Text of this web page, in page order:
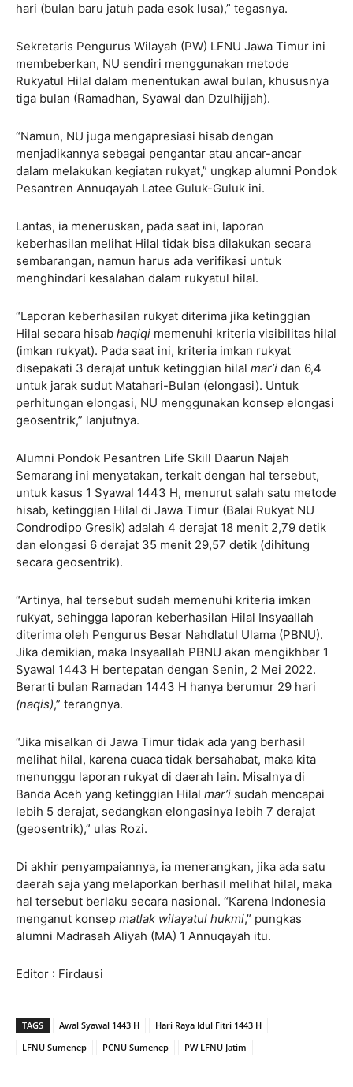
hari (bulan baru jatuh pada esok lusa),” tegasnya.
Sekretaris Pengurus Wilayah (PW) LFNU Jawa Timur ini
membeberkan, NU sendiri menggunakan metode
Rukyatul Hilal dalam menentukan awal bulan, khususnya
tiga bulan (Ramadhan, Syawal dan Dzulhijjah).
“Namun, NU juga mengapresiasi hisab dengan
menjadikannya sebagai pengantar atau ancar-ancar
dalam melakukan kegiatan rukyat,” ungkap alumni Pondok
Pesantren Annuqayah Latee Guluk-Guluk ini.
Lantas, ia meneruskan, pada saat ini, laporan
keberhasilan melihat Hilal tidak bisa dilakukan secara
sembarangan, namun harus ada verifikasi untuk
menghindari kesalahan dalam rukyatul hilal.
“Laporan keberhasilan rukyat diterima jika ketinggian
Hilal secara hisab haqiqi memenuhi kriteria visibilitas hilal
(imkan rukyat). Pada saat ini, kriteria imkan rukyat
disepakati 3 derajat untuk ketinggian hilal mar’i dan 6,4
untuk jarak sudut Matahari-Bulan (elongasi). Untuk
perhitungan elongasi, NU menggunakan konsep elongasi
geosentrik,” lanjutnya.
Alumni Pondok Pesantren Life Skill Daarun Najah
Semarang ini menyatakan, terkait dengan hal tersebut,
untuk kasus 1 Syawal 1443 H, menurut salah satu metode
hisab, ketinggian Hilal di Jawa Timur (Balai Rukyat NU
Condrodipo Gresik) adalah 4 derajat 18 menit 2,79 detik
dan elongasi 6 derajat 35 menit 29,57 detik (dihitung
secara geosentrik).
“Artinya, hal tersebut sudah memenuhi kriteria imkan
rukyat, sehingga laporan keberhasilan Hilal Insyaallah
diterima oleh Pengurus Besar Nahdlatul Ulama (PBNU).
Jika demikian, maka Insyaallah PBNU akan mengikhbar 1
Syawal 1443 H bertepatan dengan Senin, 2 Mei 2022.
Berarti bulan Ramadan 1443 H hanya berumur 29 hari
(naqis),” terangnya.
“Jika misalkan di Jawa Timur tidak ada yang berhasil
melihat hilal, karena cuaca tidak bersahabat, maka kita
menunggu laporan rukyat di daerah lain. Misalnya di
Banda Aceh yang ketinggian Hilal mar’i sudah mencapai
lebih 5 derajat, sedangkan elongasinya lebih 7 derajat
(geosentrik),” ulas Rozi.
Di akhir penyampaiannya, ia menerangkan, jika ada satu
daerah saja yang melaporkan berhasil melihat hilal, maka
hal tersebut berlaku secara nasional. “Karena Indonesia
menganut konsep matlak wilayatul hukmi,” pungkas
alumni Madrasah Aliyah (MA) 1 Annuqayah itu.
Editor : Firdausi
TAGS Awal Syawal 1443 H
Hari Raya Idul Fitri 1443 H
LFNU Sumenep
PCNU Sumenep PW LFNU Jatim